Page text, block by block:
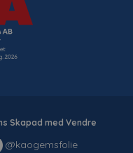
Skapad med Vendre
@kaogemsfolie